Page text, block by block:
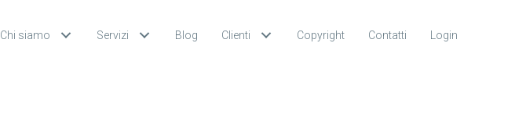
Chi siamo Servizi Blog Clienti Copyright Contatti Login